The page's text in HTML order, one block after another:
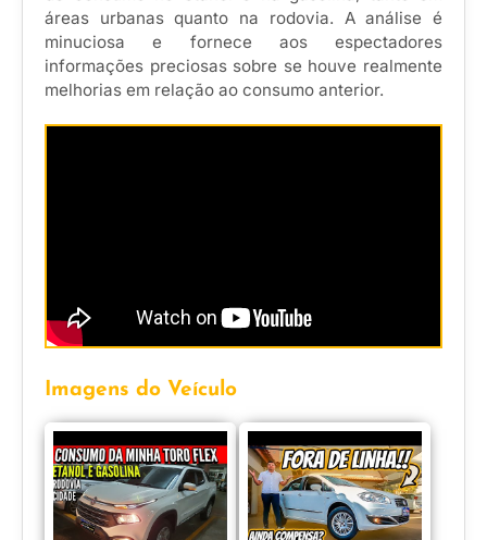
áreas urbanas quanto na rodovia. A análise é
minuciosa e fornece aos espectadores
informações preciosas sobre se houve realmente
melhorias em relação ao consumo anterior.
Imagens do Veículo